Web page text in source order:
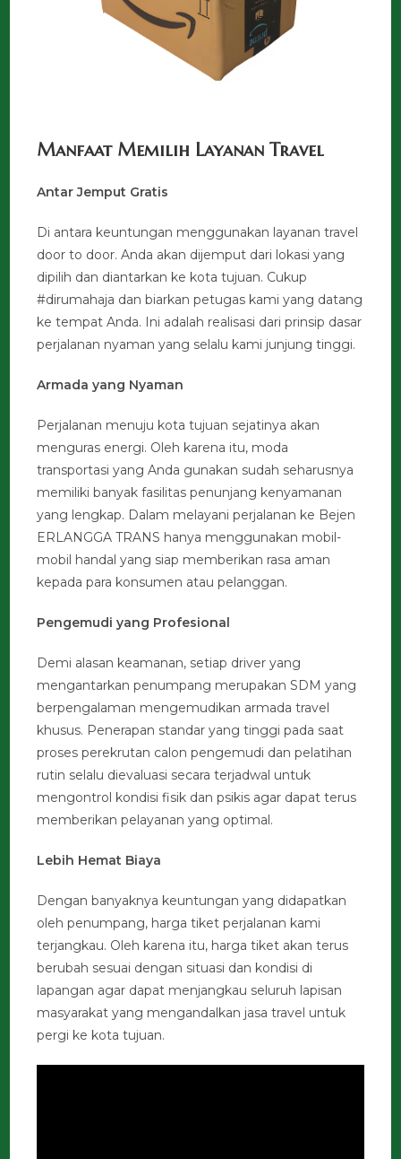
Manfaat Memilih Layanan Travel
Antar Jemput Gratis
Di antara keuntungan menggunakan layanan travel
door to door. Anda akan dijemput dari lokasi yang
dipilih dan diantarkan ke kota tujuan. Cukup
#dirumahaja dan biarkan petugas kami yang datang
ke tempat Anda. Ini adalah realisasi dari prinsip dasar
perjalanan nyaman yang selalu kami junjung tinggi.
Armada yang Nyaman
Perjalanan menuju kota tujuan sejatinya akan
menguras energi. Oleh karena itu, moda
transportasi yang Anda gunakan sudah seharusnya
memiliki banyak fasilitas penunjang kenyamanan
yang lengkap. Dalam melayani perjalanan ke Bejen
ERLANGGA TRANS hanya menggunakan mobil-
mobil handal yang siap memberikan rasa aman
kepada para konsumen atau pelanggan.
Pengemudi yang Profesional
Demi alasan keamanan, setiap driver yang
mengantarkan penumpang merupakan SDM yang
berpengalaman mengemudikan armada travel
khusus. Penerapan standar yang tinggi pada saat
proses perekrutan calon pengemudi dan pelatihan
rutin selalu dievaluasi secara terjadwal untuk
mengontrol kondisi fisik dan psikis agar dapat terus
memberikan pelayanan yang optimal.
Lebih Hemat Biaya
Dengan banyaknya keuntungan yang didapatkan
oleh penumpang, harga tiket perjalanan kami
terjangkau. Oleh karena itu, harga tiket akan terus
berubah sesuai dengan situasi dan kondisi di
lapangan agar dapat menjangkau seluruh lapisan
masyarakat yang mengandalkan jasa travel untuk
pergi ke kota tujuan.